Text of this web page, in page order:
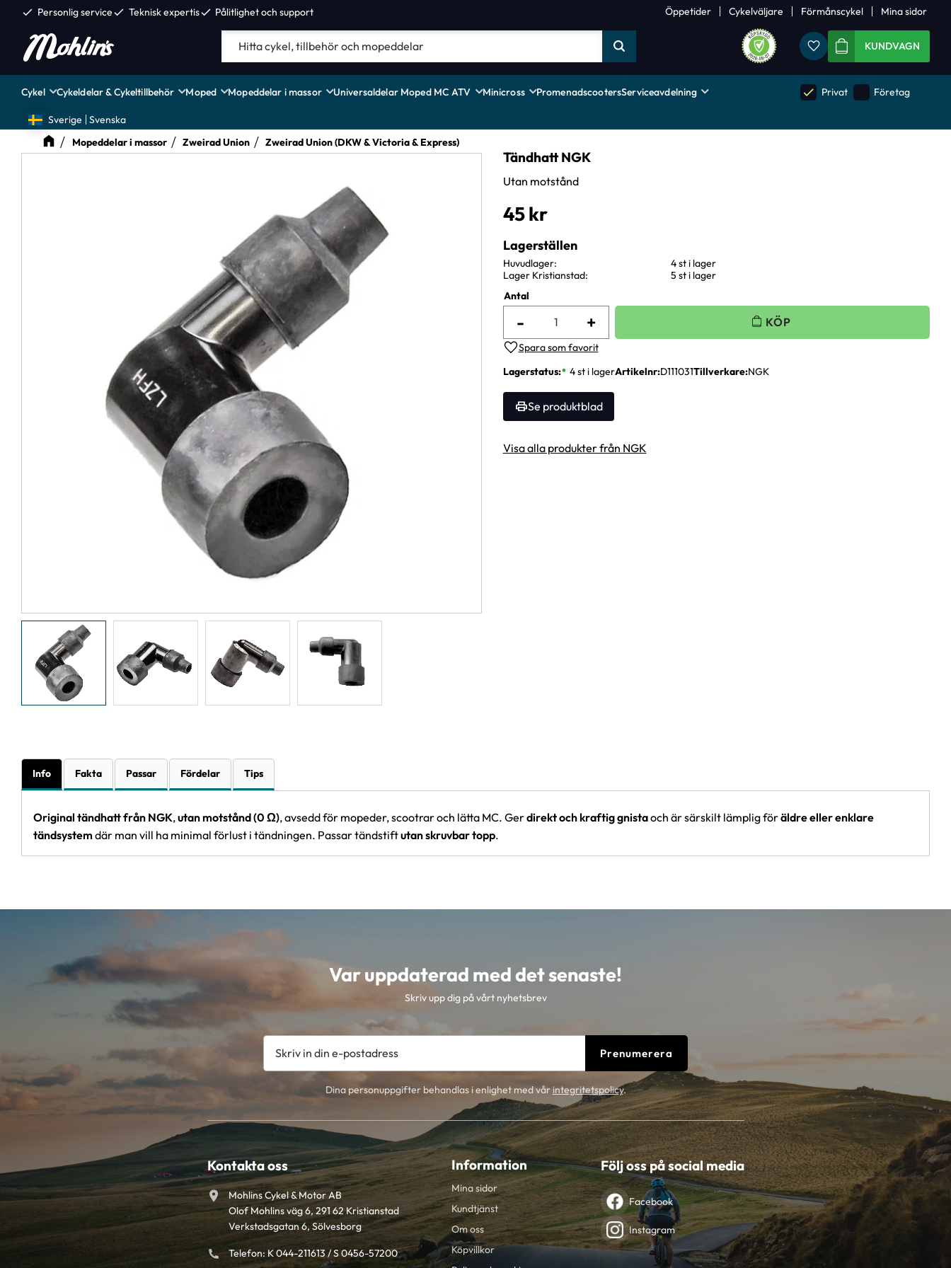
check Personlig servicecheck Teknisk expertischeck Pålitlighet och support Öppetider Cykelväljare Förmånscykel Mina sidor
FavoriterKUNDVAGN
Cykel Cykeldelar & Cykeltillbehör Moped Mopeddelar i massor Universaldelar Moped MC ATV Minicross PromenadscootersServiceavdelning done Privat Företag
Sverige
Svenska
Mopeddelar i massor
Zweirad Union Zweirad Union (DKW & Victoria & Express)
Tändhatt NGK
Utan motstånd
45kr
Antal
+
-
Lägg till i favoriter
Lagerstatus 4 st i lagerArtikelnr D111031Tillverkare NGK
Se produktblad
Lagerställen
Huvudlager
4 st i lager
Lager Kristianstad
5 st i lager
Visa alla produkter från NGK
Info Fakta Passar Fördelar Tips
Original tändhatt från NGK,utan motstånd (0 Ω), avsedd för mopeder, scootrar och lätta MC. Gerdirekt och kraftig gnistaoch är särskilt lämplig föräldre eller enklare
tändsystemdär man vill ha minimal förlust i tändningen. Passar tändstiftutan skruvbar topp.
Var uppdaterad med det senaste!
Skriv upp dig på vårt nyhetsbrev
Prenumerera
Dina personuppgifter behandlas i enlighet med vårintegritetspolicy.
Kontakta oss
Mohlins Cykel & Motor AB
Olof Mohlins väg 6, 291 62 Kristianstad
Verkstadsgatan 6, Sölvesborg
Telefon: K 044-211613 / S 0456-57200
Information
Mina sidor
Kundtjänst
Om oss
Köpvillkor
Följ oss på social media
Facebook
Instagram